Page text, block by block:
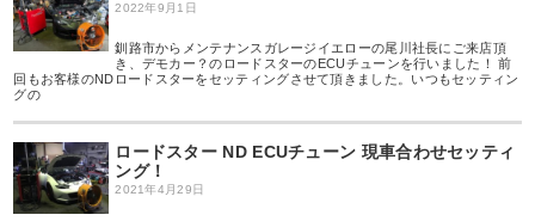
2022年9月1日
釧路市からメンテナンスガレージイエローの尾川社長にご来店頂
き、デモカー？のロードスターのECUチューンを行いました！ 前
回もお客様のNDロードスターをセッティングさせて頂きました。いつもセッティン
グの
ロードスター ND ECUチューン 現車合わせセッティ
ング！
2021年4月29日